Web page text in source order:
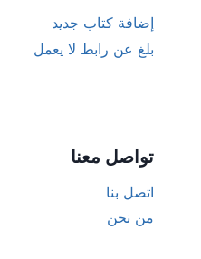
إضافة كتاب جديد
بلغ عن رابط لا يعمل
تواصل معنا
اتصل بنا
من نحن